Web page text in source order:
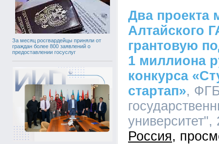
За месяц росгвардейцы приняли от
граждан более 800 заявлений о
предоставлении госуслуг
Два проекта
Алтайского
грантовую
1 миллиона
конкурса
стартап»,
Россия